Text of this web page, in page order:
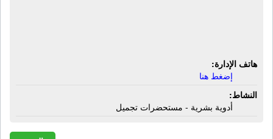
هاتف الإدارة:
إضغط هنا
النشاط:
أدوية بشرية - مستحضرات تجميل